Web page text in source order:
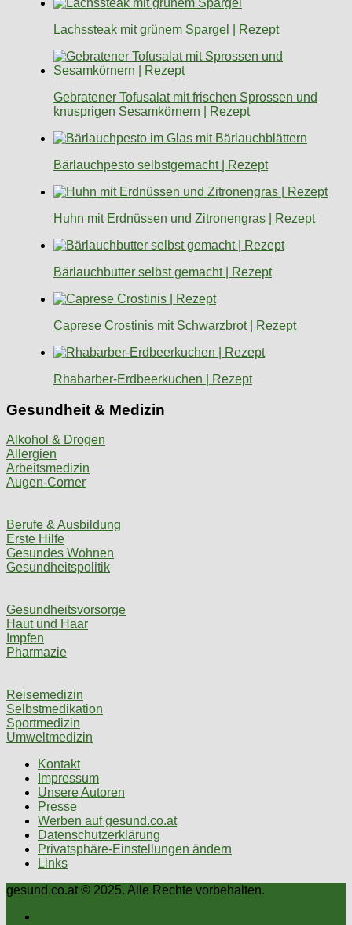
Lachssteak mit grünem Spargel | Rezept
Gebratener Tofusalat mit frischen Sprossen und
knusprigen Sesamkörnern | Rezept
Bärlauchpesto selbstgemacht | Rezept
Huhn mit Erdnüssen und Zitronengras | Rezept
Bärlauchbutter selbst gemacht | Rezept
Caprese Crostinis mit Schwarzbrot | Rezept
Rhabarber-Erdbeerkuchen | Rezept
Gesundheit & Medizin
Alkohol & Drogen
Allergien
Arbeitsmedizin
Augen-Corner
Berufe & Ausbildung
Erste Hilfe
Gesundes Wohnen
Gesundheitspolitik
Gesundheitsvorsorge
Haut und Haar
Impfen
Pharmazie
Reisemedizin
Selbstmedikation
Sportmedizin
Umweltmedizin
Kontakt
Impressum
Unsere Autoren
Presse
Werben auf gesund.co.at
Datenschutzerklärung
Privatsphäre-Einstellungen ändern
Links
gesund.co.at © 2025. Alle Rechte vorbehalten.